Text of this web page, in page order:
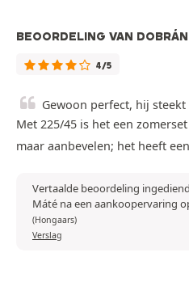
BEOORDELING VAN
4/5
Gewoon perfect, hij
Met 225/45 is het een
maar aanbevelen; het heeft
Vertaalde beoordeling
Máté na een aankoopervaring
(Hongaars)
Verslag